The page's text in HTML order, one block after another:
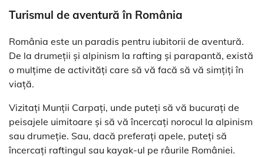
Turismul de aventură în România
România este un paradis pentru iubitorii de aventură.
De la drumeții și alpinism la rafting și parapantă, există
o mulțime de activități care să vă facă să vă simțiți în
viață.
Vizitați Munții Carpați, unde puteți să vă bucurați de
peisajele uimitoare și să vă încercați norocul la alpinism
sau drumeție. Sau, dacă preferați apele, puteți să
încercați raftingul sau kayak-ul pe râurile României.